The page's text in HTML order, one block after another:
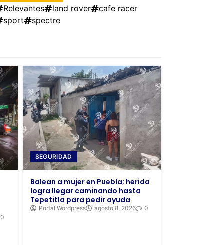
Relevantes
land rover
cafe racer
sport
spectre
0
SEGURIDAD
Balean a mujer en Puebla; herida
logra llegar caminando hasta
Tepetitla para pedir ayuda
Portal Wordpress agosto 8, 2026 0